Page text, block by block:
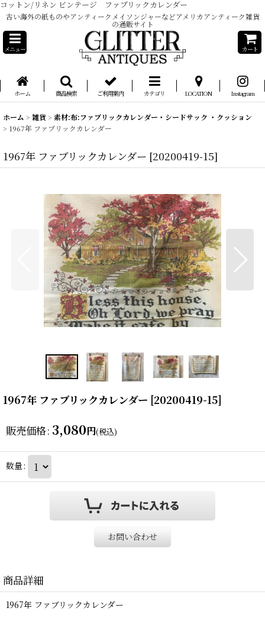
コットン/リネン ビンテージ ファブリックカレンダー
古い海外の紙ものやアンティークメイソンジャーなどアメリカアンティーク雑貨
の通販サイト
メニュー カート
ホーム 商品検索 ご利用案内 カテゴリ LOCATION Instagram
ホーム > 雑貨> 素材:布:ファブリックカレンダー・シードサック ・クッション
> 1967年 ファブリックカレンダー
1967年 ファブリックカレンダー [20200419-15]
1967年 ファブリックカレンダー [20200419-15]
販売価格: 3,080円(税込)
数量:
お問い合わせ
商品詳細
1967年 ファブリックカレンダー